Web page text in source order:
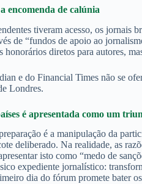
encomenda de calúnia
tiveram acesso, os
de “fundos de apoio ao
diretos para autores,
e do Financial Times não se
Londres.
é apresentada como um
é a manipulação da
deliberado. Na realidade, as
isto como “medo de
expediente jornalístico:
dia do fórum promete bater